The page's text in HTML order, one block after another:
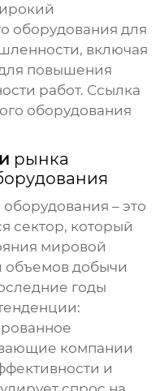
оборудования для
включая
повышения
работ. Ссылка
оборудования
рынка
– это
сектор, который
мировой
объемов добычи
годы
компании
и